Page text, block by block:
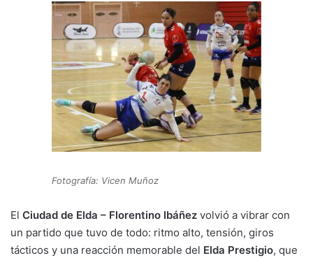
o
o
k
p
p
m
tir
Fotografía: Vicen Muñoz
El Ciudad de Elda – Florentino Ibáñez volvió a vibrar con
un partido que tuvo de todo: ritmo alto, tensión, giros
tácticos y una reacción memorable del Elda Prestigio, que